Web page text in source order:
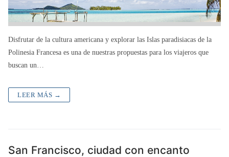
Disfrutar de la cultura americana y explorar las Islas paradisiacas de la
Polinesia Francesa es una de nuestras propuestas para los viajeros que
buscan un…
LEER MÁS →
San Francisco, ciudad con encanto